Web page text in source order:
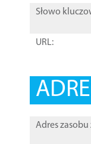
Słowo
URL:
Adres